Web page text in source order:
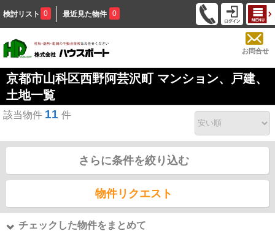
検討リスト 0 最近見た物件 0
お問合せ
京都市山科区西野阿芸沢町 マンション、戸建、
土地一覧
該当物件 11 件
さらに条件を絞り込む
物件リクエスト
チェックした物件をまとめて